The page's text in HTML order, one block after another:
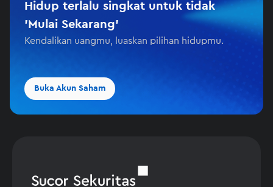
Hidup terlalu singkat untuk tidak
'Mulai Sekarang'
Kendalikan uangmu, luaskan pilihan hidupmu.
Buka Akun Saham